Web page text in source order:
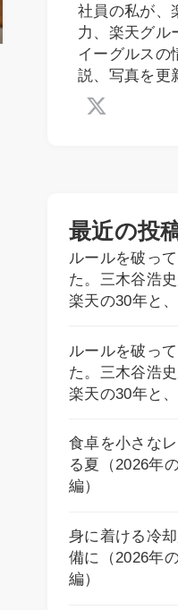
社員の私が、
力、楽天グル
イーグルスの
説、写真を更
最近の投
ルールを破っ
た。三木谷浩
楽天の30年と
ルールを破っ
た。三木谷浩
楽天の30年と
食卓を小さな
る夏（2026年
編）
身に着ける冷
備に（2026年
編）